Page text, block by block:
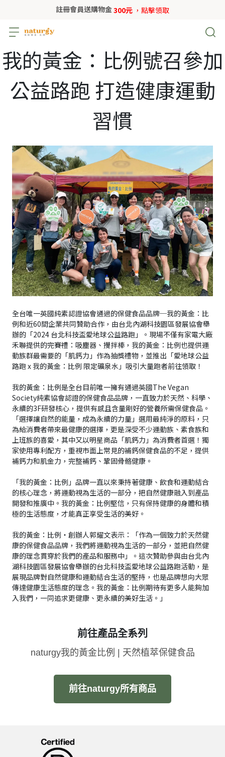
註冊會員送購物金300元 ，點擊領取
我的黃金：比例號召參加
公益路跑 打造健康運動
習慣
全台唯一英國純素認證協會通過的保健食品品牌─我的黃金：比
例和近60間企業共同贊助合作，由台北內湖科技園區發展協會舉
辦的「2024 台北科技盃愛地球公益路跑」。現場不僅有家電大廠
禾聯提供的完賽禮：吸塵器、攪拌棒，我的黃金：比例也提供運
動族群最需要的「肌鈣力」作為抽獎禮物，並推出「愛地球公益
路跑 x 我的黃金：比例 限定礦泉水」吸引大量跑者前往領取！
我的黃金：比例是全台目前唯一擁有通過英國The Vegan
Society純素協會認證的保健食品品牌，一直致力於天然、科學、
永續的3F研發核心，提供有感且含量剛好的營養所需保健食品。
「選擇讓自然的能量，成為永續的力量」選用最純淨的原料，只
為給消費者帶來最健康的選擇，更是深受不少運動族、素食族和
上班族的喜愛，其中又以明星商品「肌鈣力」為消費者首選！獨
家使用專利配方，重視市面上常見的補鈣保健食品的不足，提供
補鈣力和肌金力，完整補鈣、鞏固骨骼健康。
「我的黃金：比例」品牌一直以來秉持著健康、飲食和運動結合
的核心理念，將運動視為生活的一部分，把自然健康融入到產品
開發和推廣中。我的黃金：比例堅信，只有保持健康的身體和積
極的生活態度，才能真正享受生活的美好。
我的黃金：比例・創辦人郭耀文表示：「作為一個致力於天然健
康的保健食品品牌，我們將運動視為生活的一部分，並把自然健
康的理念貫穿於我們的產品和服務中」。這次贊助參與由台北內
湖科技園區發展協會舉辦的台北科技盃愛地球公益路跑活動，是
展現品牌對自然健康和運動結合生活的堅持，也是品牌想向大眾
傳達健康生活態度的理念。我的黃金：比例期待有更多人能夠加
入我們，一同追求更健康、更永續的美好生活。」
前往產品全系列
naturgy我的黃金比例 | 天然植萃保健食品
前往naturgy所有商品